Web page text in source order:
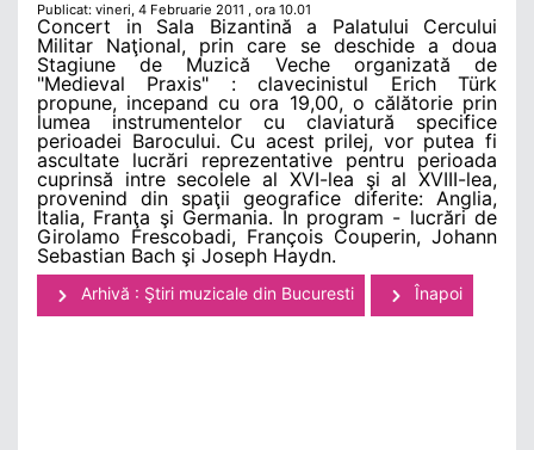
Publicat: vineri, 4 Februarie 2011 , ora 10.01
Concert in Sala Bizantină a Palatului Cercului
Militar Naţional, prin care se deschide a doua
Stagiune de Muzică Veche organizată de
"Medieval Praxis" : clavecinistul Erich Türk
propune, incepand cu ora 19,00, o călătorie prin
lumea instrumentelor cu claviatură specifice
perioadei Barocului. Cu acest prilej, vor putea fi
ascultate lucrări reprezentative pentru perioada
cuprinsă intre secolele al XVI-lea şi al XVIII-lea,
provenind din spaţii geografice diferite: Anglia,
Italia, Franţa şi Germania. In program - lucrări de
Girolamo Frescobadi, François Couperin, Johann
Sebastian Bach şi Joseph Haydn.
Arhivă : Ştiri muzicale din Bucuresti Înapoi